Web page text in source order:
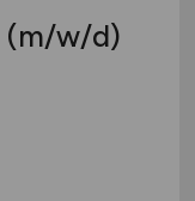
(m/w/d)